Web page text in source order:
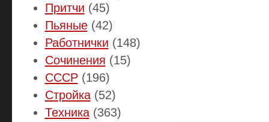
Притчи (45)
Пьяные(42)
Работнички (148)
Сочинения (15)
СССР(196)
Стройка(52)
Техника(363)